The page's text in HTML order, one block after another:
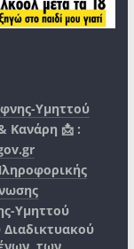
Υμηττού
Κανάρη 📩 :
Υμηττού